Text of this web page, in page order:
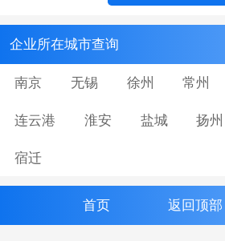
企业所在城市查询
南京 无锡 徐州 常州
连云港 淮安 盐城 扬州
宿迁
首页 返回顶部